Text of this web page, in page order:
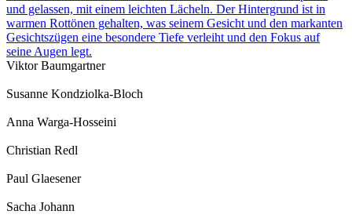
Viktor Baumgartner
Susanne Kondziolka-Bloch
Anna Warga-Hosseini
Christian Redl
Paul Glaesener
Sacha Johann